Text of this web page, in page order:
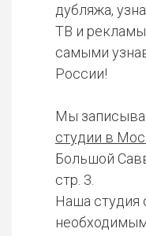
дубляжа,
ТВ и
самыми
России!
Мы
студии в
Большой
стр. 3.
Наша студия